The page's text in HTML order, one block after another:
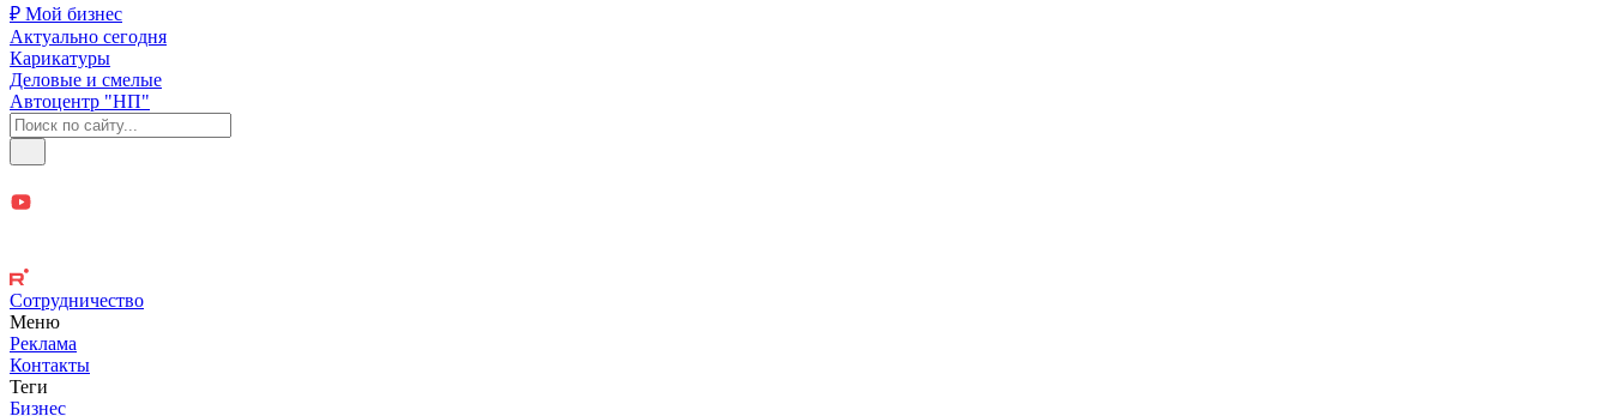
₽ Мой бизнес
Актуально сегодня
Карикатуры
Деловые и смелые
Автоцентр "НП"
Сотрудничество
Меню
Реклама
Контакты
Теги
Бизнес